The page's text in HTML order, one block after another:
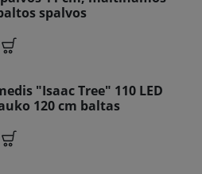
spalvos
"Isaac Tree" 110 LED
120 cm baltas